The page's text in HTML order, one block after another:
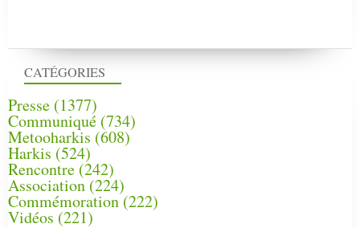
CATÉGORIES
Presse (1377)
Communiqué (734)
Metooharkis (608)
Harkis (524)
Rencontre (242)
Association (224)
Commémoration(222)
Vidéos (221)